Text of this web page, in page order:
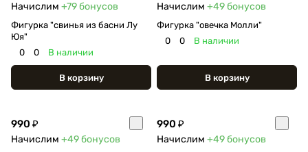
Начислим +79бонусов
Фигурка "свинья из басни Лу
Юя"
0
0 В наличии
В корзину
Начислим +49бонусов
Фигурка "овечка Молли"
0
0 В наличии
В корзину
990 ₽
Начислим +49бонусов
990 ₽
Начислим +49бонусов